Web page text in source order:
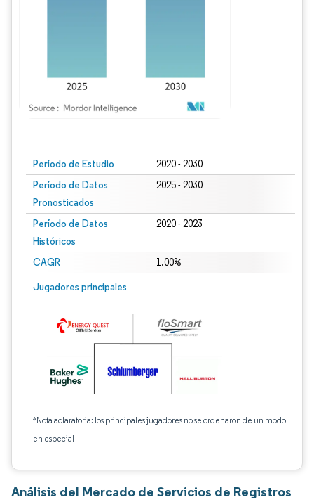
Período de Estudio 2020 - 2030
Período de Datos
Pronosticados
2025 - 2030
Período de Datos
Históricos
2020 - 2023
CAGR 1.00%
Jugadores principales
*Nota aclaratoria: los principales jugadores no se ordenaron de un modo
en especial
Análisis del Mercado de Servicios de Registros